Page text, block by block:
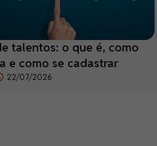
talentos: o que é, como
e como se cadastrar
22/07/2026